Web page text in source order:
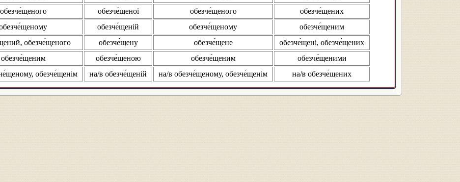
обезче́щеного обезче́щеної обезче́щеного
обезче́щених
обезче́щеній обезче́щеному
обезче́щеним
обезче́щеного обезче́щену обезче́щене
обезче́щені, обезче́щених
обезче́щеним обезче́щеною обезче́щеним
обезче́щеними
обезче́щенім на/в обезче́щеній на/в обезче́щеному, обезче́щенім на/в обезче́щених